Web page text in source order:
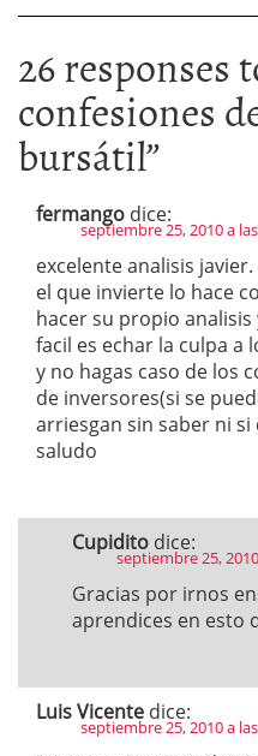
26 responses
confesiones
bursátil”
fermango dice:
septiembre 25, 2010 a
excelente analisis
el que invierte lo hace
hacer su propio
facil es echar la culpa a
y no hagas caso de los
de inversores(si se
arriesgan sin saber ni
saludo
Cupidito dice:
septiembre 25,
Gracias por irnos
aprendices en esto
Luis Vicente dice:
septiembre 25, 2010 a